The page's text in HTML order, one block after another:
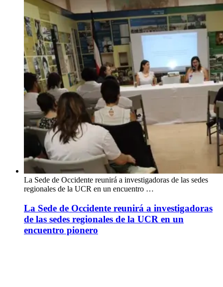
La Sede de Occidente reunirá a investigadoras de las sedes
regionales de la UCR en un encuentro …
La Sede de Occidente reunirá a investigadoras
de las sedes regionales de la UCR en un
encuentro pionero